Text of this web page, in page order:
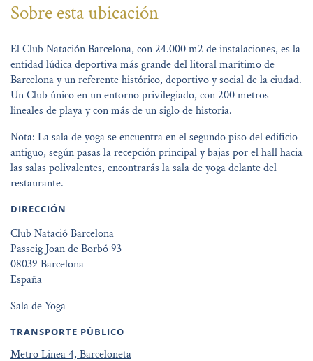
Sobre esta ubicación
El Club Natación Barcelona, con 24.000 m2 de instalaciones, es la
entidad lúdica deportiva más grande del litoral marítimo de
Barcelona y un referente histórico, deportivo y social de la ciudad.
Un Club único en un entorno privilegiado, con 200 metros
lineales de playa y con más de un siglo de historia.
Nota: La sala de yoga se encuentra en el segundo piso del edificio
antiguo, según pasas la recepción principal y bajas por el hall hacia
las salas polivalentes, encontrarás la sala de yoga delante del
restaurante.
DIRECCIÓN
Club Natació Barcelona
Passeig Joan de Borbó 93
08039 Barcelona
España
Sala de Yoga
TRANSPORTE PÚBLICO
Metro Linea 4, Barceloneta